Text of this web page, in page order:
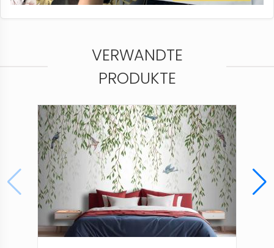
VERWANDTE
PRODUKTE